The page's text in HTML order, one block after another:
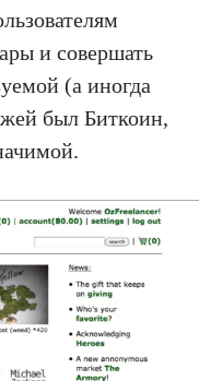
и совершать
(а иногда
был Биткоин,